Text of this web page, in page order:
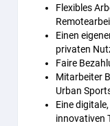
Flexibles
Einen
privaten
Faire
Mitarbeiter
Urban
Eine
innovativen